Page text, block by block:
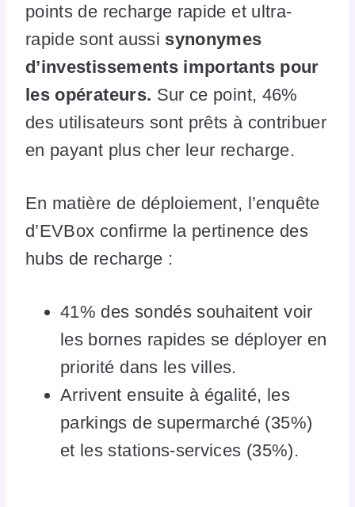
points de recharge rapide et ultra-
rapide sont aussi synonymes
d’investissements importants pour
les opérateurs. Sur ce point, 46%
des utilisateurs sont prêts à contribuer
en payant plus cher leur recharge.
En matière de déploiement, l’enquête
d’EVBox confirme la pertinence des
hubs de recharge :
41% des sondés souhaitent voir
les bornes rapides se déployer en
priorité dans les villes.
Arrivent ensuite à égalité, les
parkings de supermarché (35%)
et les stations-services (35%).